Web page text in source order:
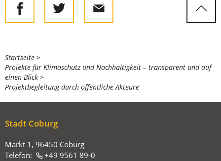
Sie
befinden
sich
hier:
Startseite
Projekte für Klimaschutz und Nachhaltigkeit – transparent und auf
einen Blick
Projektbegleitung durch öffentliche Akteure
Stadt Coburg
Markt 1, 96450 Coburg
Telefon:
+49 9561 89-0